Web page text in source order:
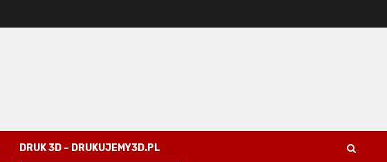
DRUK 3D – DRUKUJEMY3D.PL